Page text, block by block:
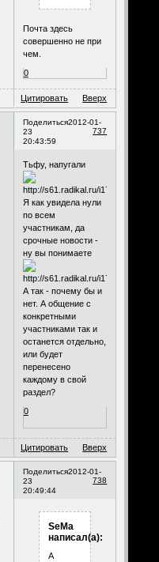
Почта здесь
совершенно не при
чем.
0
Цитировать Вверх
Поделиться
737
2012-01-
23
20:43:59
Тьфу, напугали
Я как увидела нули
по всем
участникам, да
срочные новости -
ну вы понимаете
А так - почему бы и
нет. А общение с
конкретными
участниками так и
останется отдельно,
или будет
перенесено
каждому в свой
раздел?
0
Цитировать Вверх
Поделиться
738
2012-01-
23
20:49:44
SeMa
написал(а):
А